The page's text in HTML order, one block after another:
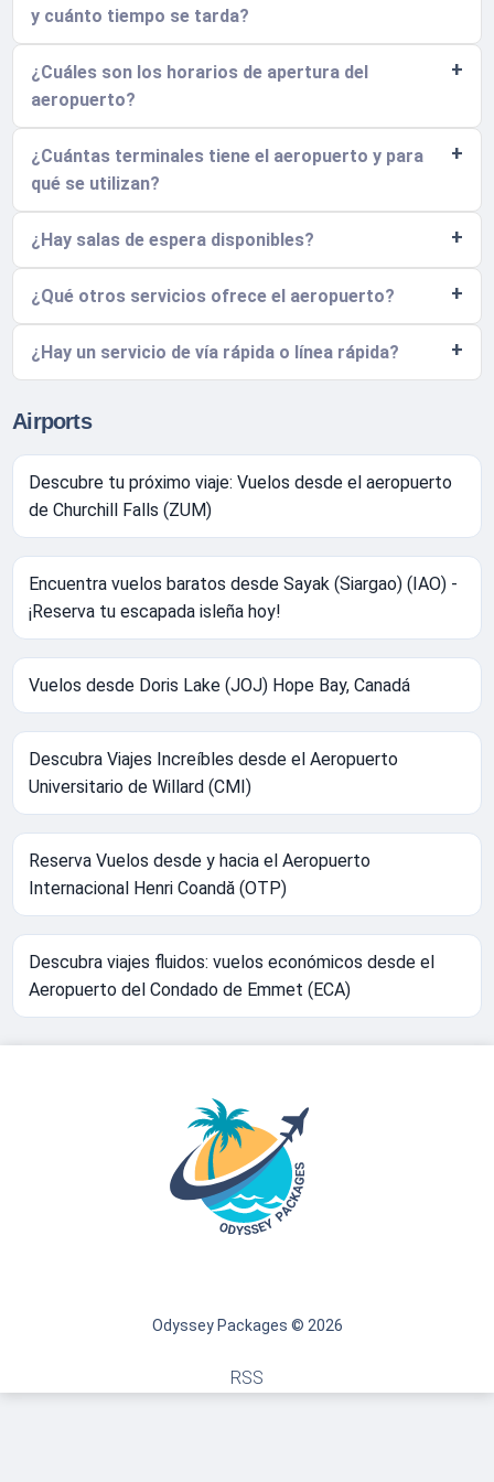
y cuánto tiempo se tarda?
¿Cuáles son los horarios de apertura del
aeropuerto?
¿Cuántas terminales tiene el aeropuerto y para
qué se utilizan?
¿Hay salas de espera disponibles?
¿Qué otros servicios ofrece el aeropuerto?
¿Hay un servicio de vía rápida o línea rápida?
Airports
Descubre tu próximo viaje: Vuelos desde el aeropuerto
de Churchill Falls (ZUM)
Encuentra vuelos baratos desde Sayak (Siargao) (IAO) -
¡Reserva tu escapada isleña hoy!
Vuelos desde Doris Lake (JOJ) Hope Bay, Canadá
Descubra Viajes Increíbles desde el Aeropuerto
Universitario de Willard (CMI)
Reserva Vuelos desde y hacia el Aeropuerto
Internacional Henri Coandă (OTP)
Descubra viajes fluidos: vuelos económicos desde el
Aeropuerto del Condado de Emmet (ECA)
Odyssey Packages © 2026
RSS